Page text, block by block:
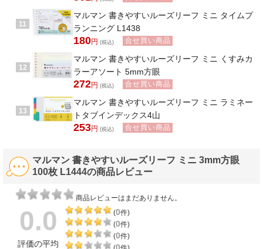
11
マルマン 書きやすいルーズリーフ ミニ タイムプ
ランニング L1438
180円 (税込) 合せ買い商品
12
マルマン 書きやすいルーズリーフ ミニ くすみカ
ラーアソート 5mm方眼
272円 (税込) 合せ買い商品
13
マルマン 書きやすいルーズリーフ ミニ ラミネー
トタブインデックス4山
253円 (税込) 合せ買い商品
マルマン 書きやすいルーズリーフ ミニ 3mm方眼
100枚 L1444の商品レビュー
商品レビューはまだありません。
0.0
評価の平均
(0件)
(0件)
(0件)